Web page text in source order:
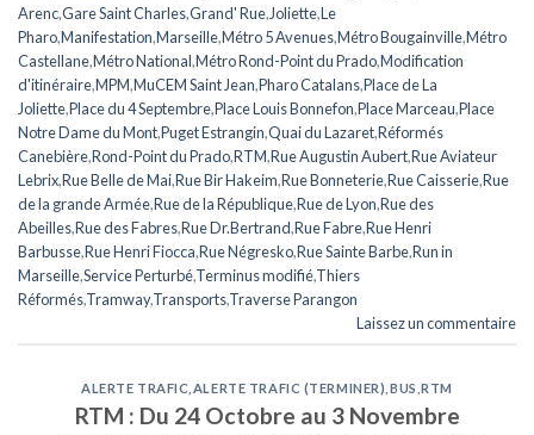
Arenc,Gare Saint Charles,Grand' Rue,Joliette,Le
Pharo,Manifestation,Marseille,Métro 5 Avenues,Métro Bougainville,Métro
Castellane,Métro National,Métro Rond-Point du Prado,Modification
d'itinéraire,MPM,MuCEM Saint Jean,Pharo Catalans,Place de La
Joliette,Place du 4 Septembre,Place Louis Bonnefon,Place Marceau,Place
Notre Dame du Mont,Puget Estrangin,Quai du Lazaret,Réformés
Canebière,Rond-Point du Prado,RTM,Rue Augustin Aubert,Rue Aviateur
Lebrix,Rue Belle de Mai,Rue Bir Hakeim,Rue Bonneterie,Rue Caisserie,Rue
de la grande Armée,Rue de la République,Rue de Lyon,Rue des
Abeilles,Rue des Fabres,Rue Dr.Bertrand,Rue Fabre,Rue Henri
Barbusse,Rue Henri Fiocca,Rue Négresko,Rue Sainte Barbe,Run in
Marseille,Service Perturbé,Terminus modifié,Thiers
Réformés,Tramway,Transports,Traverse Parangon
Laissez un commentaire
ALERTE TRAFIC ALERTE TRAFIC (TERMINER) BUS ,RTM
RTM : Du 24 Octobre au 3 Novembre